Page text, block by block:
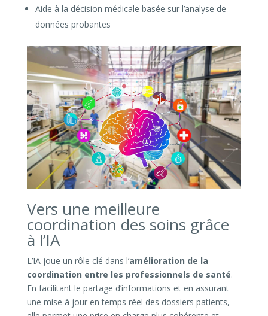
Aide à la décision médicale basée sur l’analyse de
données probantes
Vers une meilleure
coordination des soins grâce
à l’IA
L’IA joue un rôle clé dans l’amélioration de la
coordination entre les professionnels de santé.
En facilitant le partage d’informations et en assurant
une mise à jour en temps réel des dossiers patients,